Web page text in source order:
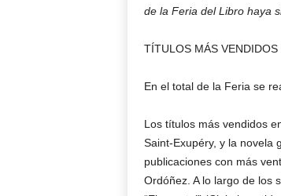
de la Feria del Libro haya
TÍTULOS MÁS VENDIDOS
En el total de la Feria se
Los títulos más vendidos
Saint-Exupéry, y la novela
publicaciones con más
Ordóñez. A lo largo de los